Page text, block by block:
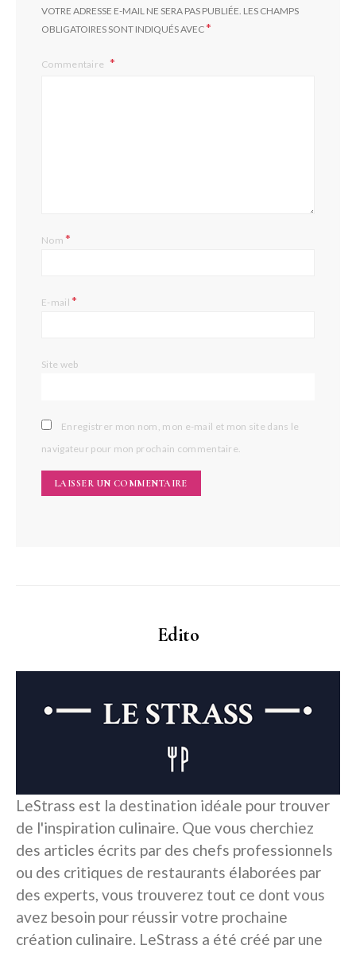
VOTRE ADRESSE E-MAIL NE SERA PAS PUBLIÉE. LES CHAMPS
OBLIGATOIRES SONT INDIQUÉS AVEC*
Commentaire
Nom*
E-mail*
Site web
Enregistrer mon nom, mon e-mail et mon site dans le
navigateur pour mon prochain commentaire.
Edito
LeStrass est la destination idéale pour trouver
de l'inspiration culinaire. Que vous cherchiez
des articles écrits par des chefs professionnels
ou des critiques de restaurants élaborées par
des experts, vous trouverez tout ce dont vous
avez besoin pour réussir votre prochaine
création culinaire. LeStrass a été créé par une